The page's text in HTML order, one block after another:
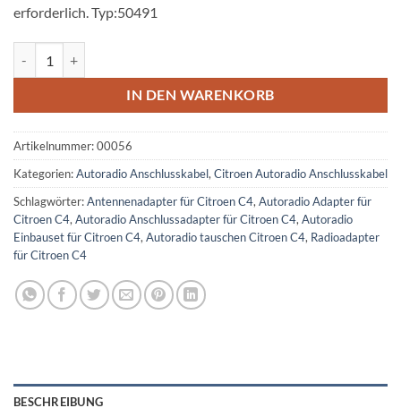
erforderlich. Typ:50491
IN DEN WARENKORB
Artikelnummer:00056
Kategorien:Autoradio Anschlusskabel, Citroen Autoradio Anschlusskabel
Schlagwörter:Antennenadapter für Citroen C4, Autoradio Adapter für
Citroen C4, Autoradio Anschlussadapter für Citroen C4, Autoradio
Einbauset für Citroen C4, Autoradio tauschen Citroen C4, Radioadapter
für Citroen C4
BESCHREIBUNG